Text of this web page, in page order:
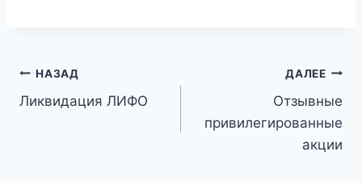
Навигация
по
НАЗАД
Ликвидация ЛИФО
ДАЛЕЕ
Отзывные
привилегированные
акции